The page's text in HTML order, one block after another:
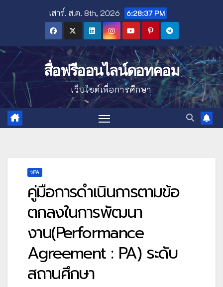
เสาร์. ส.ค. 8th, 2026 6:28:38 PM
สื่อฟรีออนไลน์ดอทคอม
เว็บไซต์เพื่อการศึกษา
วPA
คู่มือการดำเนินการตามข้อ
ตกลงในการพัฒนา
งาน(Performance
Agreement : PA) ระดับ
สถานศึกษา